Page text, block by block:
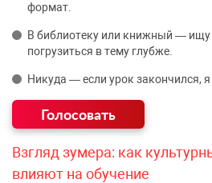
формат.
В библиотеку или книжный — ищу
погрузиться в тему глубже.
Никуда — если урок закончился,
Взгляд зумера: как
влияют на обучение